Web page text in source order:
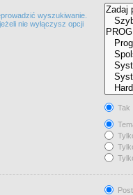
wyszukiwanie.
nie wyłączysz opcji
Tak